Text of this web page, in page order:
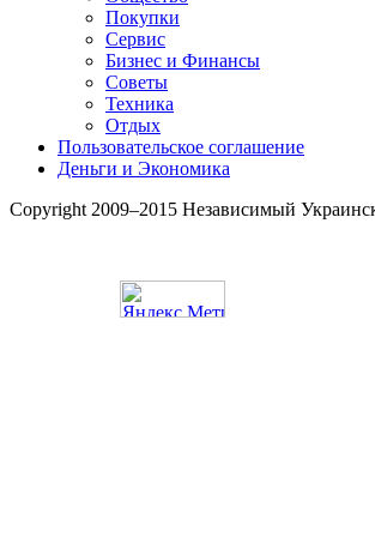
Покупки
Сервис
Бизнес и Финансы
Советы
Техника
Отдых
Пользовательское соглашение
Деньги и Экономика
Copyright 2009–2015 Независимый